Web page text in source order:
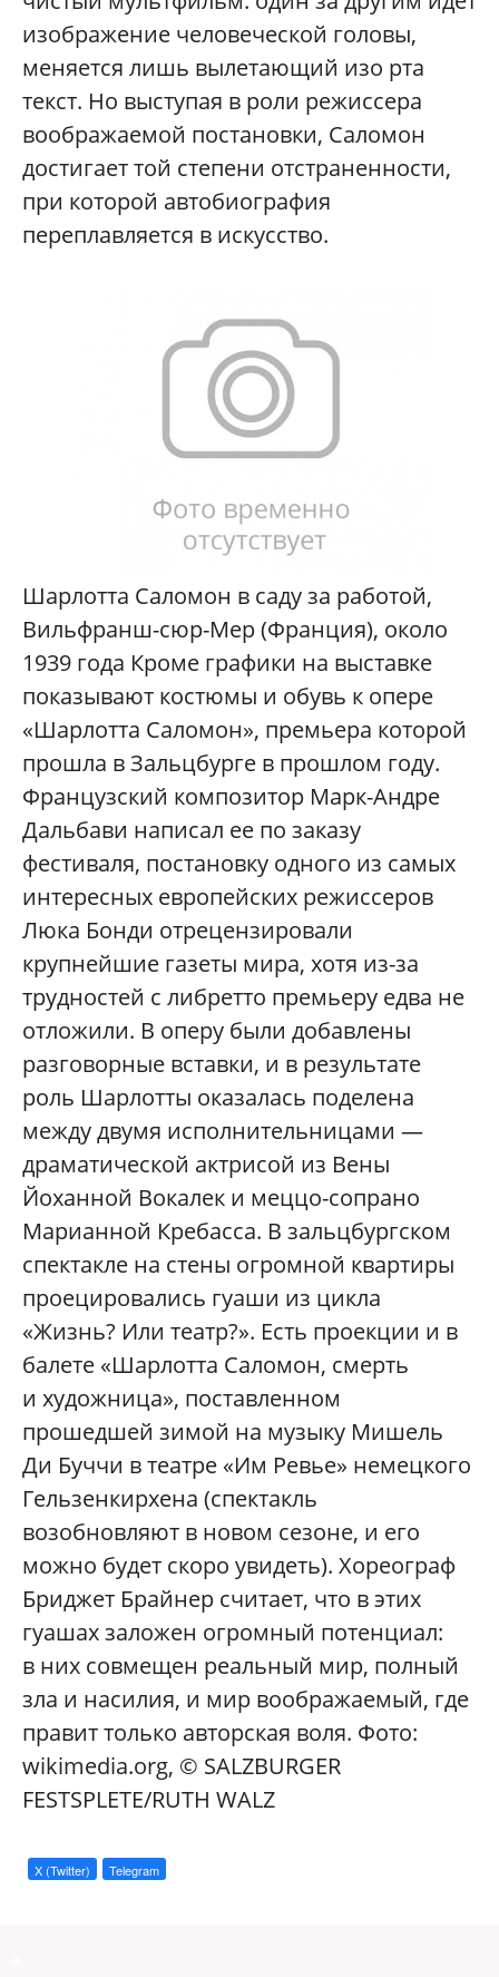
изображение человеческой головы,
меняется лишь вылетающий изо рта
текст. Но выступая в роли режиссера
воображаемой постановки, Саломон
достигает той степени отстраненности,
при которой автобиография
переплавляется в искусство.
Шарлотта Саломон в саду за работой,
Вильфранш-cюр-Мер (Франция), около
1939 года Кроме графики на выставке
показывают костюмы и обувь к опере
«Шарлотта Саломон», премьера которой
прошла в Зальцбурге в прошлом году.
Французский композитор Марк-Андре
Дальбави написал ее по заказу
фестиваля, постановку одного из самых
интересных европейских режиссеров
Люка Бонди отрецензировали
крупнейшие газеты мира, хотя из-за
трудностей с либретто премьеру едва не
отложили. В оперу были добавлены
разговорные вставки, и в результате
роль Шарлотты оказалась поделена
между двумя исполнительницами —
драматической актрисой из Вены
Йоханной Вокалек и меццо-сопрано
Марианной Кребасса. В зальцбургском
спектакле на стены огромной квартиры
проецировались гуаши из цикла
«Жизнь? Или театр?». Есть проекции и в
балете «Шарлотта Саломон, смерть
и художница», поставленном
прошедшей зимой на музыку Мишель
Ди Буччи в театре «Им Ревье» немецкого
Гельзенкирхена (спектакль
возобновляют в новом сезоне, и его
можно будет скоро увидеть). Хореограф
Бриджет Брайнер считает, что в этих
гуашах заложен огромный потенциал:
в них совмещен реальный мир, полный
зла и насилия, и мир воображаемый, где
правит только авторская воля. Фото:
wikimedia.org, © SALZBURGER
FESTSPLETE/RUTH WALZ
X (Twitter) Telegram